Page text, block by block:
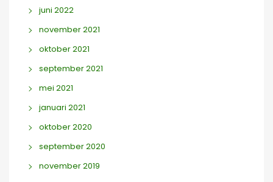
juni 2022
november 2021
oktober 2021
september 2021
mei 2021
januari 2021
oktober 2020
september 2020
november 2019